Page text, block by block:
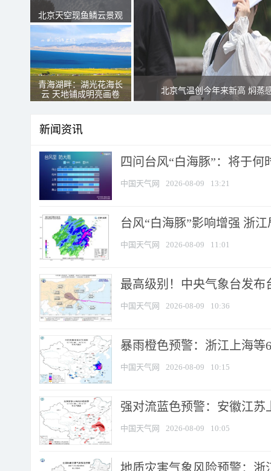
北京天空现鱼鳞云景观
青海湖畔：湖光花海长
云 天地铺成明亮画卷
北京气温创今年来新高 焖蒸
新闻资讯
四问台风“白海豚”：将于
中国天气网 2026-08-09 13:21
台风“白海豚”影响增强 浙
中国天气网 2026-08-09 11:01
最高级别！中央气象台发布
中国天气网 2026-08-09 10:36
暴雨橙色预警：浙江上海等
中国天气网 2026-08-09 10:15
强对流蓝色预警：安徽江苏
中国天气网 2026-08-09 10:05
地质灾害气象风险预警：浙